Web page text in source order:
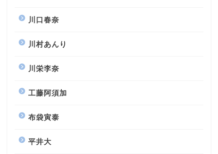
川口春奈
川村あんり
川栄李奈
工藤阿須加
布袋寅泰
平井大